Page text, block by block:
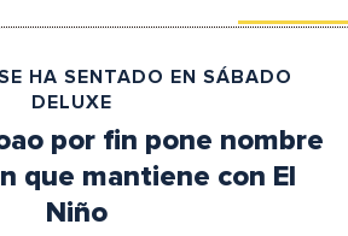
HA SENTADO EN SÁBADO
DELUXE
por fin pone nombre
que mantiene con El
Niño